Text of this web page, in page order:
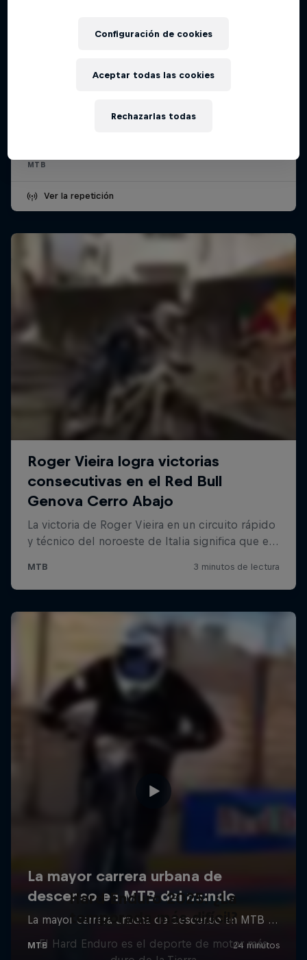
27 – 28 Junio 2026
MTB
Ver la repetición
Hard Enduro 2025: ¿La
temporada más difícil?
El Hard Enduro es el deporte de motor más
Configuración de cookies
Rechazarlas todas
Aceptar todas las cookies